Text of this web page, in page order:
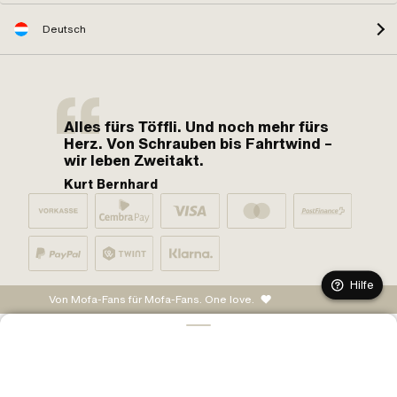
Deutsch
Alles fürs Töffli. Und noch mehr fürs
Herz. Von Schrauben bis Fahrtwind –
wir leben Zweitakt.
Kurt Bernhard
Von Mofa-Fans für Mofa-Fans. One love.
Hilfe